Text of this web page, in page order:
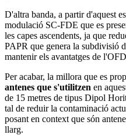
D'altra banda, a partir d'aquest
modulació SC-FDE que es
les capes ascendents, ja que
PAPR que genera la subdivisió
mantenir els avantatges de
Per acabar, la millora que es
antenes que s'utilitzen en
de 15 metres de tipus Dipol
tal de reduir la contaminació
posant en context que són
llarg.